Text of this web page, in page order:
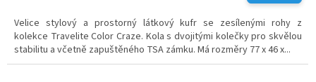
Velice stylový a prostorný látkový kufr se zesílenými rohy z
kolekce Travelite Color Craze. Kola s dvojitými kolečky pro skvělou
stabilitu a včetně zapuštěného TSA zámku. Má rozměry 77 x 46 x...